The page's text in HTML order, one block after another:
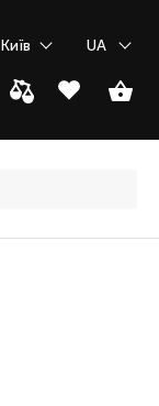
Київ UA